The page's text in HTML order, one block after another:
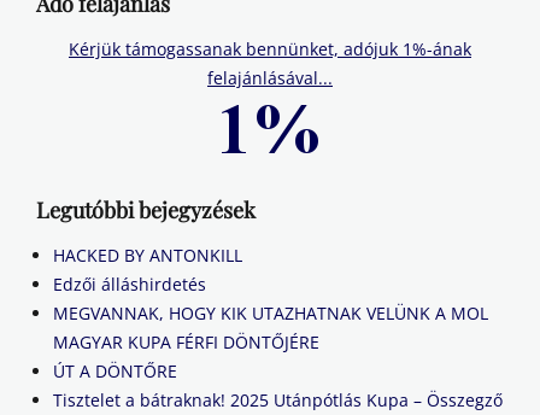
Kérjük támogassanak bennünket, adójuk 1%-ának
felajánlásával...
Legutóbbi bejegyzések
HACKED BY ANTONKILL
Edzői álláshirdetés
MEGVANNAK, HOGY KIK UTAZHATNAK VELÜNK A MOL
MAGYAR KUPA FÉRFI DÖNTŐJÉRE
ÚT A DÖNTŐRE
Tisztelet a bátraknak! 2025 Utánpótlás Kupa – Összegző